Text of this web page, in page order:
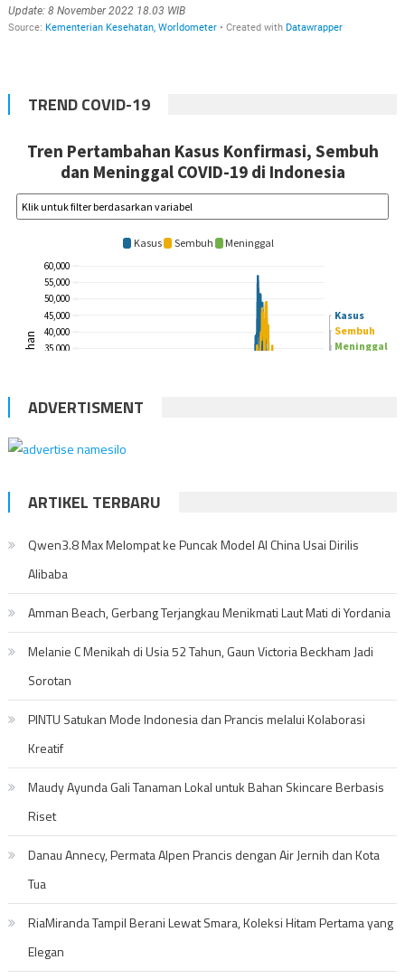
TREND COVID-19
ADVERTISMENT
ARTIKEL TERBARU
Qwen3.8 Max Melompat ke Puncak Model AI China Usai Dirilis
Alibaba
Amman Beach, Gerbang Terjangkau Menikmati Laut Mati di Yordania
Melanie C Menikah di Usia 52 Tahun, Gaun Victoria Beckham Jadi
Sorotan
PINTU Satukan Mode Indonesia dan Prancis melalui Kolaborasi
Kreatif
Maudy Ayunda Gali Tanaman Lokal untuk Bahan Skincare Berbasis
Riset
Danau Annecy, Permata Alpen Prancis dengan Air Jernih dan Kota
Tua
RiaMiranda Tampil Berani Lewat Smara, Koleksi Hitam Pertama yang
Elegan